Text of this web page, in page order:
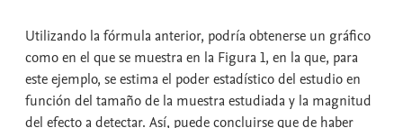
Utilizando la fórmula anterior, podría obtenerse un gráfico
como en el que se muestra en la Figura 1, en la que, para
este ejemplo, se estima el poder estadístico del estudio en
función del tamaño de la muestra estudiada y la magnitud
del efecto a detectar. Así, puede concluirse que de haber